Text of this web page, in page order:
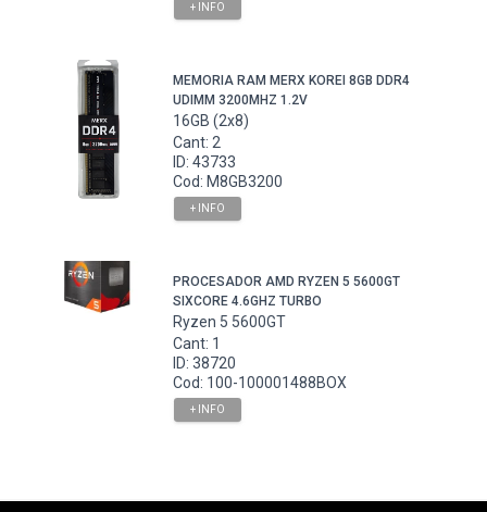
+ INFO
MEMORIA RAM MERX KOREI 8GB DDR4
UDIMM 3200MHZ 1.2V
16GB (2x8)
Cant: 2
ID: 43733
Cod: M8GB3200
+ INFO
PROCESADOR AMD RYZEN 5 5600GT
SIXCORE 4.6GHZ TURBO
Ryzen 5 5600GT
Cant: 1
ID: 38720
Cod: 100-100001488BOX
+ INFO